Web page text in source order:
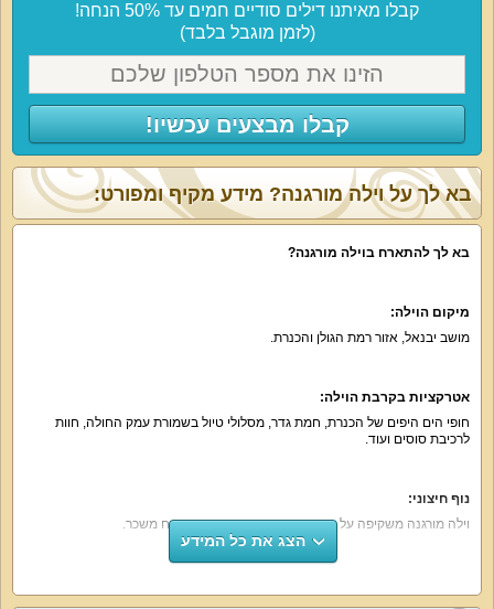
קבלו מאיתנו דילים סודיים חמים עד 50% הנחה!
(לזמן מוגבל בלבד)
קבלו מבצעים עכשיו!
בא לך על וילה מורגנה? מידע מקיף ומפורט:
בא לך להתארח בוילה מורגנה?
מיקום הוילה:
מושב יבנאל, אזור רמת הגולן והכנרת.
אטרקציות בקרבת הוילה:
חופי הים היפים של הכנרת, חמת גדר, מסלולי טיול בשמורת עמק החולה, חוות
לרכיבת סוסים ועוד.
נוף חיצוני:
וילה מורגנה משקיפה על נוף כפרי מדהים ועשיר באוויר צח משכר.
הצג את כל המידע